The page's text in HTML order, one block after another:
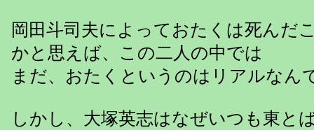
岡田斗司夫によっておたくは死んだ
かと思えば、この二人の中では
まだ、おたくというのはリアルなん
しかし、大塚英志はなぜいつも東と